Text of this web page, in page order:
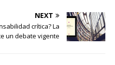
NEXT
crítica? La
un debate vigente